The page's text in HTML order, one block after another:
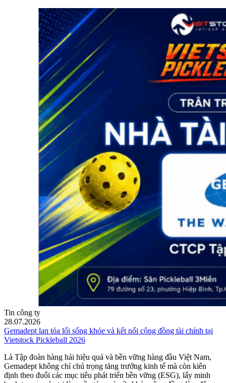
Tin công ty
28.07.2026
Gemadept lan tỏa lối sống khỏe và kết nối cộng đồng tài chính tại
Vietstock Pickleball 2026
Là Tập đoàn hàng hải hiệu quả và bền vững hàng đầu Việt Nam,
Gemadept không chỉ chú trọng tăng trưởng kinh tế mà còn kiên
định theo đuổi các mục tiêu phát triển bền vững (ESG), lấy minh